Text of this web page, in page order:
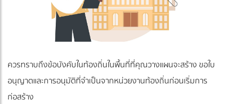
ควรทราบถึงข้อบังคับในท้องถิ่นในพื้นที่ที่คุณวางแผนจะสร้าง ขอใบ
อนุญาตและการอนุมัติที่จำเป็นจากหน่วยงานท้องถิ่นก่อนเริ่มการ
ก่อสร้าง